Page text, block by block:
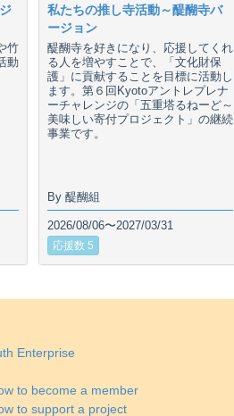
竹
動
私たちの推し寺活動～醍醐寺バ
ージョン
醍醐寺を好きになり、応援してくれ
る人を増やすことで、「文化財保
護」に貢献することを目標に活動し
ます。第６回Kyotoアントレプレナ
ーチャレンジの「五重塔るねーど～
美味しい寄付プロジェクト」の継続
事業です。
By 醍醐組
2026/08/06〜2027/03/31
応援数 5
Enterprise
to become a member
to support a project